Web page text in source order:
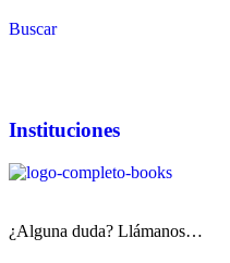
Buscar
Instituciones
¿Alguna duda? Llámanos…